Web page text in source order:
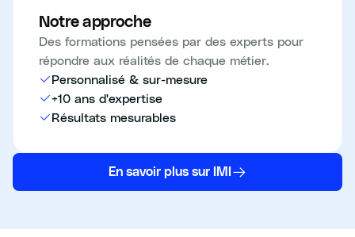
Notre approche
Des formations pensées par des experts pour
répondre aux réalités de chaque métier.
Personnalisé & sur-mesure
+10 ans d'expertise
Résultats mesurables
En savoir plus sur IMI